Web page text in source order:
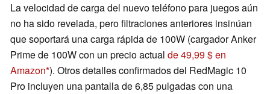
La velocidad de carga del nuevo teléfono para juegos aún
no ha sido revelada, pero filtraciones anteriores insinúan
que soportará una carga rápida de 100W (cargador Anker
Prime de 100W con un precio actual de 49,99 $ en
Amazon ). Otros detalles confirmados del RedMagic 10
Pro incluyen una pantalla de 6,85 pulgadas con una